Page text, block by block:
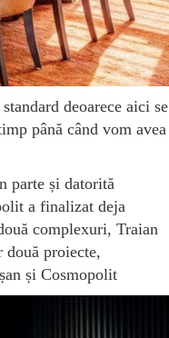
deoarece aici se
până când vom avea
parte și datorită
a finalizat deja
complexuri, Traian
proiecte,
și Cosmopolit